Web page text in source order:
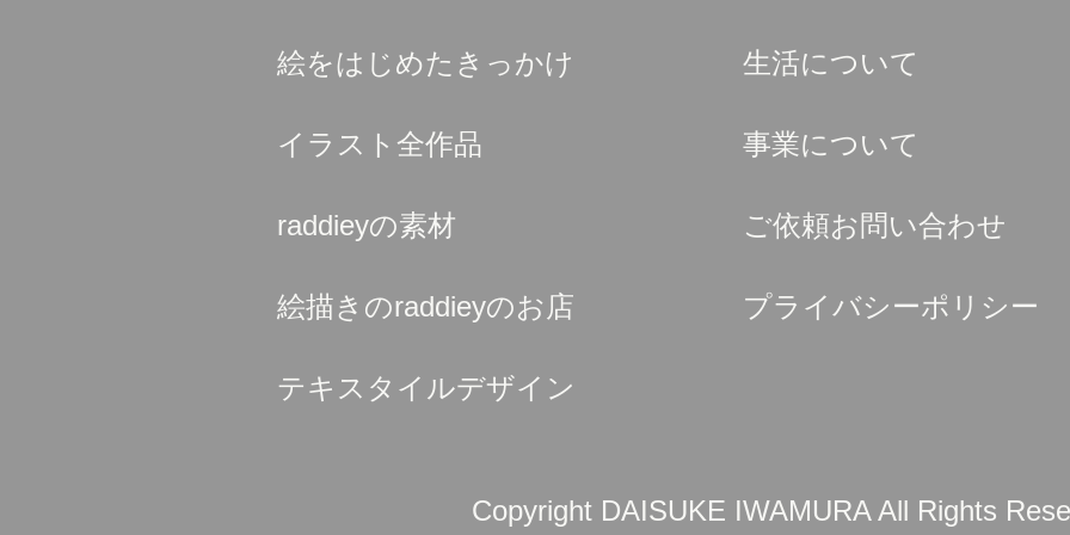
絵をはじめたきっかけ
イラスト全作品
raddieyの素材
絵描きのraddieyのお店
テキスタイルデザイン
生活について
事業について
ご依頼お問い合わせ
プライバシーポリシー
Copyright DAISUKE IWAMURA All Rights